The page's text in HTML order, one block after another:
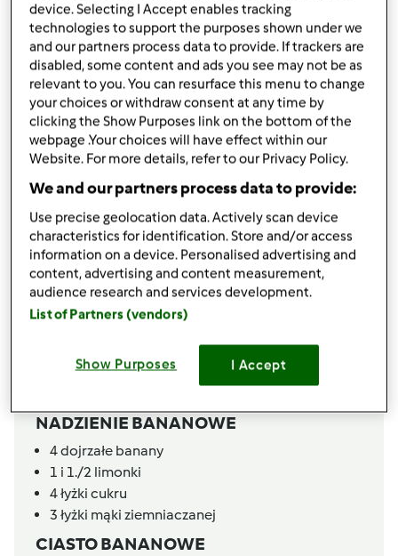
30gkakao
1łyżka żelatyny
5łyżek śmietany 12 % (tj. 100-120g)
90gcukru
NADZIENIE TRUSKAWKOWE
NADZIENIE TRUSKAWKOWE
900g truskawek,mogą być mrożone
łyżki
3opakowaniagalaretki truskawkowej
NADZIENIE BUDYNIOWE
500gmleka
1opakowanie cukru waniliowego
mąki ziemniaczanej
szczypta zapachu migdalowego
NADZIENIE BANANOWE
4dojrzałe banany
1 i 1./2 limonki
4łyżki cukru
3 łyżki mąki ziemniaczanej
CIASTO BANANOWE
device. Selecting I Accept enables tracking
technologies to support the purposes shown under we
and our partners process data to provide. If trackers are
disabled, some content and ads you see may not be as
relevant to you. You can resurface this menu to change
your choices or withdraw consent at any time by
clicking the Show Purposes link on the bottom of the
webpage .Your choices will have effect within our
Website. For more details, refer to our Privacy Policy.
We and our partners process data to provide:
Use precise geolocation data. Actively scan device
characteristics for identification. Store and/or access
information on a device. Personalised advertising and
content, advertising and content measurement,
audience research and services development.
List of Partners (vendors)
Show Purposes I Accept